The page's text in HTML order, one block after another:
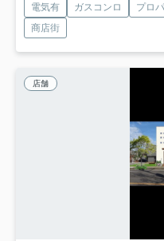
電気有 ガスコンロ プロ
商店街
店舗